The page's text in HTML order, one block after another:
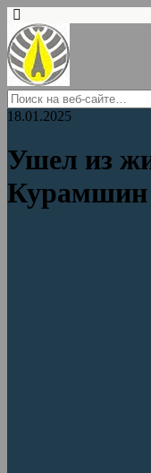
18.01.2025
Ушел из
Курамшин